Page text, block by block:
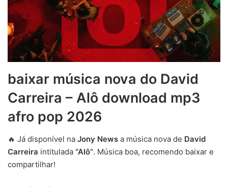
baixar música nova do David
Carreira – Alô download mp3
afro pop 2026
🔥 Já disponível na Jony News a música nova de David
Carreira intitulada “Alô”. Música boa, recomendo baixar e
compartilhar!